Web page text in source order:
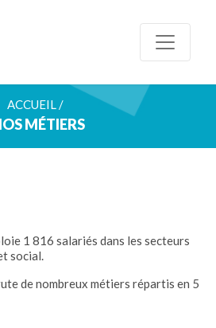
ACCUEIL /
MÉTIERS
1 816 salariés dans les secteurs
social.
de nombreux métiers répartis en 5